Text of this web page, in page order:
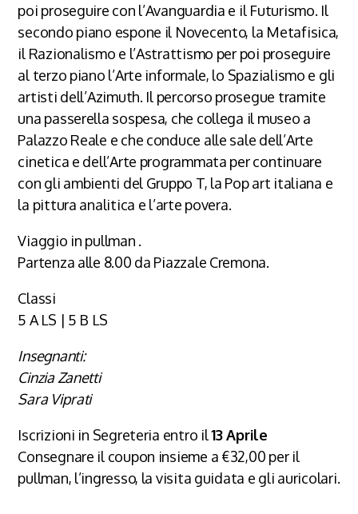
poi proseguire con l’Avanguardia e il Futurismo. Il
secondo piano espone il Novecento, la Metafisica,
il Razionalismo e l’Astrattismo per poi proseguire
al terzo piano l’Arte informale, lo Spazialismo e gli
artisti dell’Azimuth. Il percorso prosegue tramite
una passerella sospesa, che collega il museo a
Palazzo Reale e che conduce alle sale dell’Arte
cinetica e dell’Arte programmata per continuare
con gli ambienti del Gruppo T, la Pop art italiana e
la pittura analitica e l’arte povera.
Viaggio in pullman .
Partenza alle 8.00 da Piazzale Cremona.
Classi
5 A LS | 5 B LS
Insegnanti:
Cinzia Zanetti
Sara Viprati
Iscrizioni in Segreteria entro il13 Aprile
Consegnare il coupon insieme a €32,00 per il
pullman, l’ingresso, la visita guidata e gli auricolari.